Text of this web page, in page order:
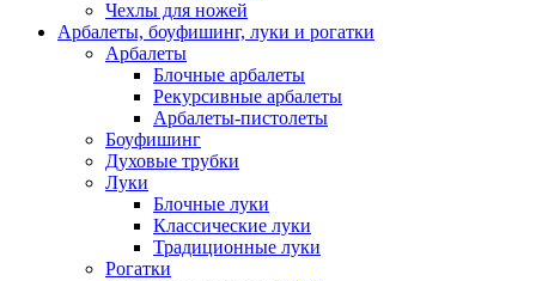
Чехлы для ножей
Арбалеты, боуфишинг, луки и рогатки
Арбалеты
Блочные арбалеты
Рекурсивные арбалеты
Арбалеты-пистолеты
Боуфишинг
Духовые трубки
Луки
Блочные луки
Классические луки
Традиционные луки
Рогатки